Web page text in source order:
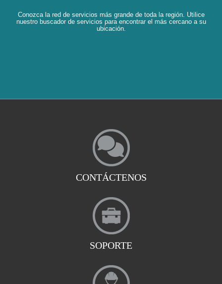
Conozca la red de servicios más grande de toda la región. Utilice
nuestro buscador de servicios para encontrar el más cercano a su
ubicación.
CONTÁCTENOS
SOPORTE